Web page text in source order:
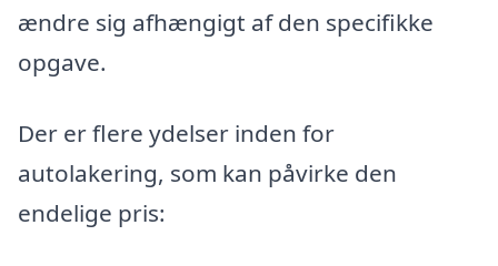
ændre sig afhængigt af den specifikke
opgave.
Der er flere ydelser inden for
autolakering, som kan påvirke den
endelige pris: